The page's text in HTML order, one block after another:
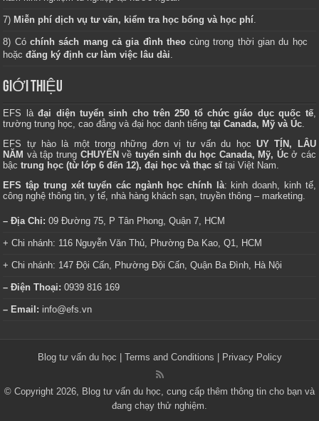
7) Miễn phí dịch vụ tư vấn, kiểm tra học bổng và học phí.
8) Cóchính sách mang cả gia đình theocùng trong thời gian du học
hoặcđăng ký định cư làm việc lâu dài.
GIỚI THIỆU
EFS làđại diện tuyển sinh cho trên 250 tổ chức giáo dục quốc tế,
trường trung học, cao đẳng và đại học danh tiếng tại Canada, Mỹ và Úc.
EFS tự hào là một trong những đơn vị tư vấn du học UY TÍN, LÂU
NĂM và tập trung CHUYÊN về tuyển sinh du học Canada, Mỹ, Úcở các
bậctrung học (từ lớp 6 đến 12), đại học và thạc sĩtại Việt Nam.
EFS tập trung xét tuyển các ngành học chính là: kinh doanh, kinh tế,
công nghệ thông tin, y tế, nhà hàng khách sạn, truyền thông – marketing.
– Địa Chỉ: 09 Đường 75, P Tân Phong, Quận 7, HCM
+ Chi nhánh: 116 Nguyễn Văn Thủ, Phường Đa Kao, Q1, HCM
+ Chi nhánh: 147 Đội Cấn, Phường Đội Cấn, Quận Ba Đình, Hà Nội
– Điện Thoại: 0939 816 169
– Email: info@efs.vn
Blog tư vấn du học Terms and Conditions Privacy Policy
© Copyright 2026, Blog tư vấn du học, cung cấp thêm thông tin cho bạn và
đang chạy thử nghiệm.